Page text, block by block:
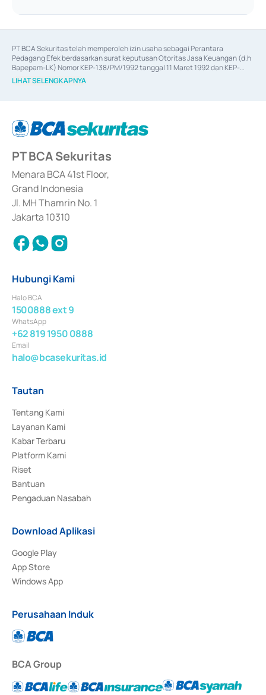
PT BCA Sekuritas telah memperoleh izin usaha sebagai Perantara
Pedagang Efek berdasarkan surat keputusan Otoritas Jasa Keuangan (d.h
Bapepam-LK) Nomor KEP-138/PM/1992 tanggal 11 Maret 1992 dan KEP-
06/D.04/2014 tanggal 28 Februari 2014, izin usaha sebagai Penjamin Emisi
Efek berdasarkan surat keputusan Otoritas Jasa Keuangan Nomor KEP-
berdasarkan surat keputusan Otoritas Jasa Keuangan Nomor S-
67/PM.21/2017 tanggal 3 Februari 2017, dan beberapa izin usaha lainnya
Sertifikat Deposito di Pasar Uang yang izinnya diterbitkan pada tahun 2017
dan izin usaha lainnya dari Bank Indonesia sebagai Lembaga Pendukung
Penerbitan, Transaksi, serta Penatausahaan dan Penyelesaian Transaksi
Surat Berharga Komersial yang izinnya diterbitkan pada tahun 2018.
LIHAT SELENGKAPNYA
PT BCA Sekuritas
Menara BCA 41st Floor,
Grand Indonesia
Jl. MH Thamrin No. 1
Jakarta 10310
Hubungi Kami
Halo BCA
1500888 ext 9
WhatsApp
+62 819 1950 0888
Email
halo@bcasekuritas.id
Tautan
Tentang Kami
Layanan Kami
Kabar Terbaru
Platform Kami
Riset
Bantuan
Pengaduan Nasabah
Download Aplikasi
Google Play
App Store
Windows App
Perusahaan Induk
BCA Group